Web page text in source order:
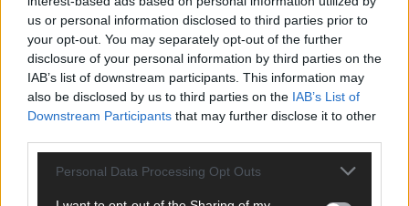
us or personal information disclosed to third parties prior to
your opt-out. You may separately opt-out of the further
disclosure of your personal information by third parties on the
IAB’s list of downstream participants. This information may
also be disclosed by us to third parties on the IAB’s List of
Downstream Participants that may further disclose it to other
Personal Data Processing Opt Outs